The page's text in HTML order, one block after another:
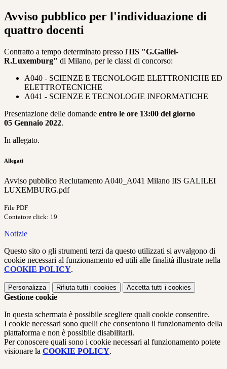
Avviso pubblico per l'individuazione di
quattro docenti
Contratto a tempo determinato presso l'IIS "G.Galilei-
R.Luxemburg" di Milano, per le classi di concorso:
A040 - SCIENZE E TECNOLOGIE ELETTRONICHE ED
ELETTROTECNICHE
A041 - SCIENZE E TECNOLOGIE INFORMATICHE
Presentazione delle domande entro le ore 13:00 del giorno
05 Gennaio 2022.
In allegato.
Allegati
Avviso pubblico Reclutamento A040_A041 Milano IIS GALILEI
LUXEMBURG.pdf
File PDF
Contatore click: 19
Notizie
Questo sito o gli strumenti terzi da questo utilizzati si avvalgono di
cookie necessari al funzionamento ed utili alle finalità illustrate nella
COOKIE POLICY.
Personalizza Rifiuta tutti i cookies Accetta tutti i cookies
Gestione cookie
In questa schermata è possibile scegliere quali cookie consentire.
I cookie necessari sono quelli che consentono il funzionamento della
piattaforma e non è possibile disabilitarli.
Per conoscere quali sono i cookie necessari al funzionamento potete
visionare la COOKIE POLICY.